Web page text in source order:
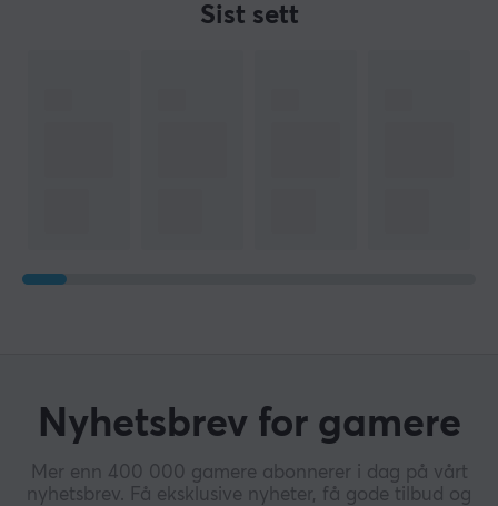
Sist sett
Nyhetsbrev for gamere
Mer enn 400 000 gamere abonnerer i dag på vårt
nyhetsbrev. Få eksklusive nyheter, få gode tilbud og